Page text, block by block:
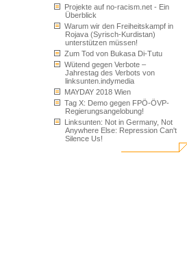
Projekte auf no-racism.net - Ein
Überblick
Warum wir den Freiheitskampf in
Rojava (Syrisch-Kurdistan)
unterstützen müssen!
Zum Tod von Bukasa Di-Tutu
Wütend gegen Verbote –
Jahrestag des Verbots von
linksunten.indymedia
MAYDAY 2018 Wien
Tag X: Demo gegen FPÖ-ÖVP-
Regierungsangelobung!
Linksunten: Not in Germany, Not
Anywhere Else: Repression Can't
Silence Us!